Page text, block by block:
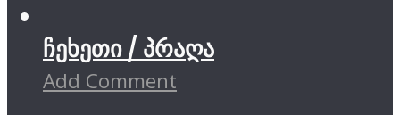
ჩეხეთი / პრაღა
Add Comment